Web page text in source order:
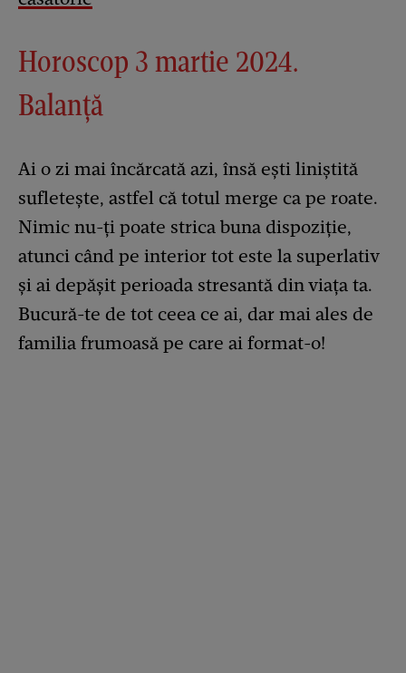
Horoscop 3 martie 2024.
Balanță
Ai o zi mai încărcată azi, însă ești liniștită
sufletește, astfel că totul merge ca pe roate.
Nimic nu-ți poate strica buna dispoziție,
atunci când pe interior tot este la superlativ
și ai depășit perioada stresantă din viața ta.
Bucură-te de tot ceea ce ai, dar mai ales de
familia frumoasă pe care ai format-o!